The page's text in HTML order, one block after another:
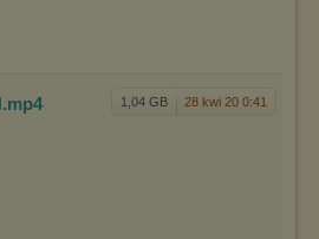
1,04 GB 28 kwi 20 0:41
.mp4